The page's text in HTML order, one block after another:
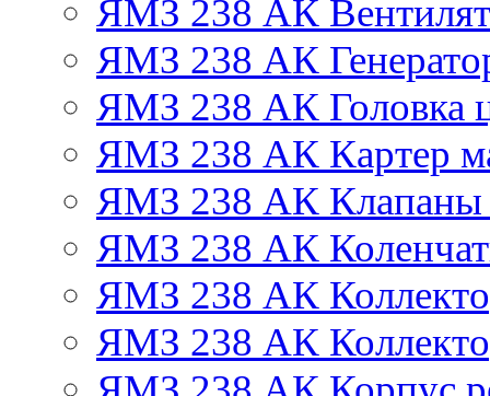
ЯМЗ 238 АК
ЯМЗ 238 АК
ЯМЗ 238 АК Головка
ЯМЗ 238 АК Картер
ЯМЗ 238 АК Клапаны
ЯМЗ 238 АК
ЯМЗ 238 АК
ЯМЗ 238 АК